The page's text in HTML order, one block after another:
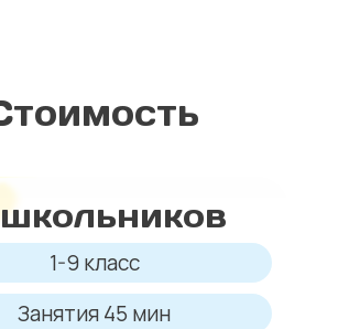
1-9 класс
Занятия 45 мин